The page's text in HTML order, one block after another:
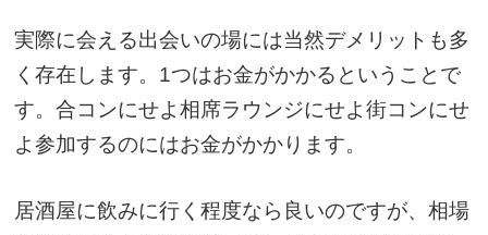
実際に会える出会いの場には当然デメリットも多
く存在します。1つはお金がかかるということで
す。合コンにせよ相席ラウンジにせよ街コンにせ
よ参加するのにはお金がかかります。
居酒屋に飲みに行く程度なら良いのですが、相場